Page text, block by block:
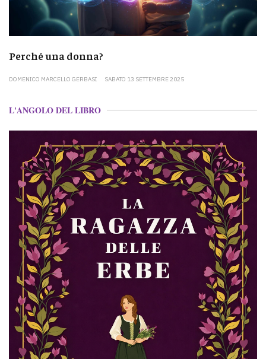
Perché una donna?
DOMENICO MARCELLO GERBASI SABATO 13 SETTEMBRE 2025
L'ANGOLO DEL LIBRO